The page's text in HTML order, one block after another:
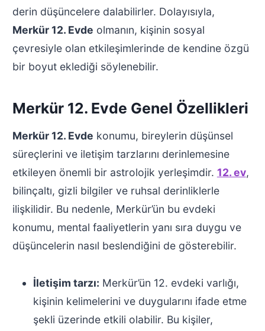
derin düşüncelere dalabilirler. Dolayısıyla,
Merkür 12. Evde olmanın, kişinin sosyal
çevresiyle olan etkileşimlerinde de kendine özgü
bir boyut eklediği söylenebilir.
Merkür 12. Evde Genel Özellikleri
Merkür 12. Evde konumu, bireylerin düşünsel
süreçlerini ve iletişim tarzlarını derinlemesine
etkileyen önemli bir astrolojik yerleşimdir. 12. ev,
bilinçaltı, gizli bilgiler ve ruhsal derinliklerle
ilişkilidir. Bu nedenle, Merkür’ün bu evdeki
konumu, mental faaliyetlerin yanı sıra duygu ve
düşüncelerin nasıl beslendiğini de gösterebilir.
İletişim tarzı: Merkür’ün 12. evdeki varlığı,
kişinin kelimelerini ve duygularını ifade etme
şekli üzerinde etkili olabilir. Bu kişiler,